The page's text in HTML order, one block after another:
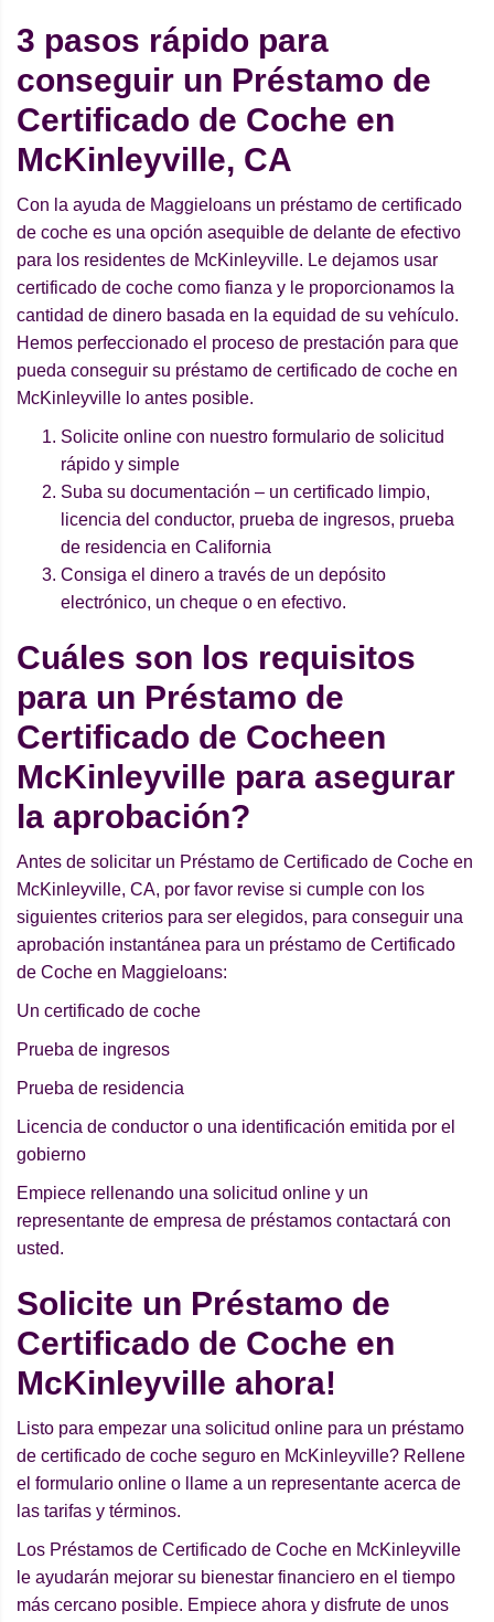
3 pasos rápido para
conseguir un Préstamo de
Certificado de Coche en
McKinleyville, CA
Con la ayuda de Maggieloans un préstamo de certificado
de coche es una opción asequible de delante de efectivo
para los residentes de McKinleyville. Le dejamos usar
certificado de coche como fianza y le proporcionamos la
cantidad de dinero basada en la equidad de su vehículo.
Hemos perfeccionado el proceso de prestación para que
pueda conseguir su préstamo de certificado de coche en
McKinleyville lo antes posible.
Solicite online con nuestro formulario de solicitud
rápido y simple
Suba su documentación – un certificado limpio,
licencia del conductor, prueba de ingresos, prueba
de residencia en California
Consiga el dinero a través de un depósito
electrónico, un cheque o en efectivo.
Cuáles son los requisitos
para un Préstamo de
Certificado de Cocheen
McKinleyville para asegurar
la aprobación?
Antes de solicitar un Préstamo de Certificado de Coche en
McKinleyville, CA, por favor revise si cumple con los
siguientes criterios para ser elegidos, para conseguir una
aprobación instantánea para un préstamo de Certificado
de Coche en Maggieloans:
Un certificado de coche
Prueba de ingresos
Prueba de residencia
Licencia de conductor o una identificación emitida por el
gobierno
Empiece rellenando una solicitud online y un
representante de empresa de préstamos contactará con
usted.
Solicite un Préstamo de
Certificado de Coche en
McKinleyville ahora!
Listo para empezar una solicitud online para un préstamo
de certificado de coche seguro en McKinleyville? Rellene
el formulario online o llame a un representante acerca de
las tarifas y términos.
Los Préstamos de Certificado de Coche en McKinleyville
le ayudarán mejorar su bienestar financiero en el tiempo
más cercano posible. Empiece ahora y disfrute de unos